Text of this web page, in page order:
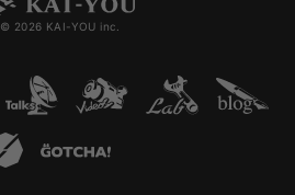
© 2026 KAI-YOU inc.